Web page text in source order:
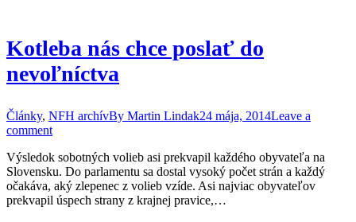
Kotleba nás chce poslať do
nevoľníctva
Články, NFH archívBy Martin Lindak24 mája, 2014Leave a
comment
Výsledok sobotných volieb asi prekvapil každého obyvateľa na
Slovensku. Do parlamentu sa dostal vysoký počet strán a každý
očakáva, aký zlepenec z volieb vzíde. Asi najviac obyvateľov
prekvapil úspech strany z krajnej pravice,…